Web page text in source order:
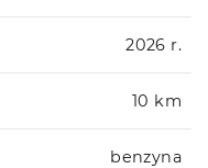
2026 r.
10 km
benzyna